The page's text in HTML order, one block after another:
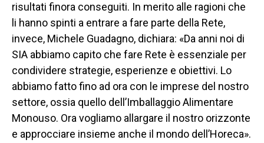
risultati finora conseguiti. In merito alle ragioni che
li hanno spinti a entrare a fare parte della Rete,
invece, Michele Guadagno, dichiara: «Da anni noi di
SIA abbiamo capito che fare Rete è essenziale per
condividere strategie, esperienze e obiettivi. Lo
abbiamo fatto fino ad ora con le imprese del nostro
settore, ossia quello dell’Imballaggio Alimentare
Monouso. Ora vogliamo allargare il nostro orizzonte
e approcciare insieme anche il mondo dell’Horeca».